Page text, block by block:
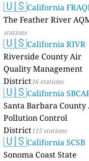
🇺🇸California
The Feather River
stations
🇺🇸California RIVR
Riverside County Air
Quality Management
District16 stations
🇺🇸California
Santa Barbara
Pollution Control
District115 stations
🇺🇸California SCSB
Sonoma Coast State